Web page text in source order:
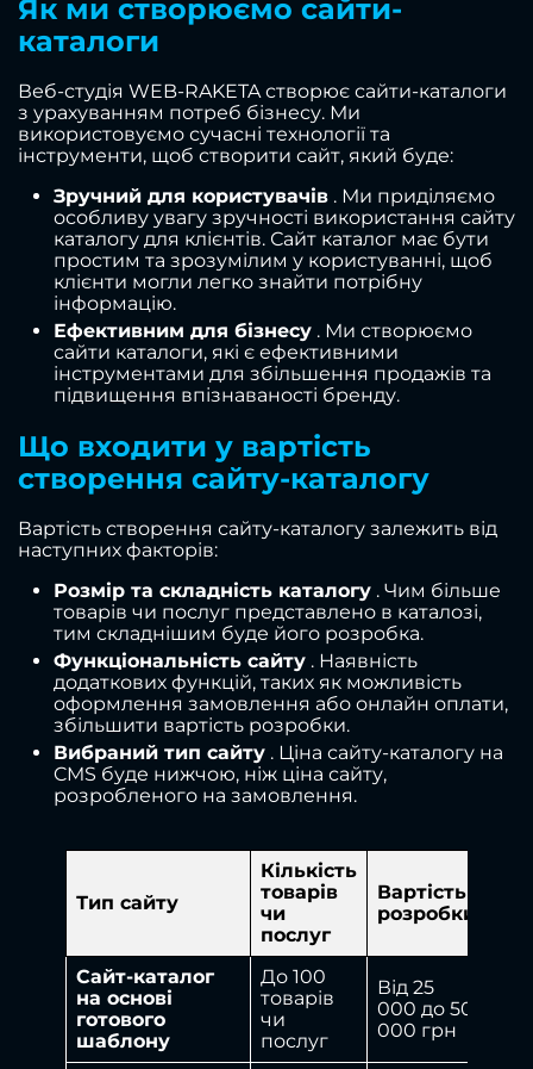
Як ми створюємо сайти-
каталоги
Веб-студія WEB-RAKETA створює сайти-каталоги
з урахуванням потреб бізнесу. Ми
використовуємо сучасні технології та
інструменти, щоб створити сайт, який буде:
Зручний для користувачів . Ми приділяємо
особливу увагу зручності використання сайту
каталогу для клієнтів. Сайт каталог має бути
простим та зрозумілим у користуванні, щоб
клієнти могли легко знайти потрібну
інформацію.
Ефективним для бізнесу . Ми створюємо
сайти каталоги, які є ефективними
інструментами для збільшення продажів та
підвищення впізнаваності бренду.
Що входити у вартість
створення сайту-каталогу
Вартість створення сайту-каталогу залежить від
наступних факторів:
Розмір та складність каталогу . Чим більше
товарів чи послуг представлено в каталозі,
тим складнішим буде його розробка.
Функціональність сайту . Наявність
додаткових функцій, таких як можливість
оформлення замовлення або онлайн оплати,
збільшити вартість розробки.
Вибраний тип сайту . Ціна сайту-каталогу на
CMS буде нижчою, ніж ціна сайту,
розробленого на замовлення.
Тип сайту
Кількість
товарів
чи
послуг
Вартість
розробки
Сайт-каталог
на основі
готового
шаблону
До 100
товарів
чи
послуг
Від 25
000 до 50
000 грн